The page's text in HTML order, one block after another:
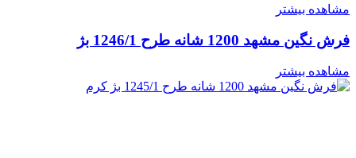
مشاهده بیشتر
فرش نگین مشهد 1200 شانه طرح 1246/1 بژ
مشاهده بیشتر